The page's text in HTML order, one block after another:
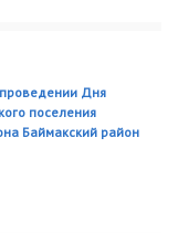
Дня
поселения
Баймакский район